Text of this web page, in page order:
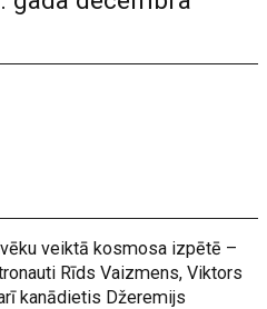
veiktā kosmosa izpētē –
Rīds Vaizmens, Viktors
kanādietis Džeremijs